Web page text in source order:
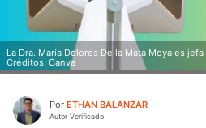
La Dra. María Dolores De la Mata Moya es
Créditos: Canva
Por ETHAN BALANZAR
Autor Verificado